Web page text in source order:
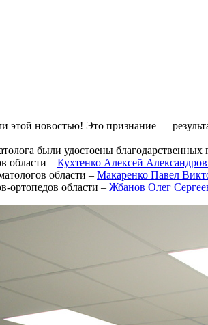
этой новостью! Это признание —
были удостоены
области – Кухтенко Алексей
области – Макаренко Павел
ортопедов области – Жбанов Олег